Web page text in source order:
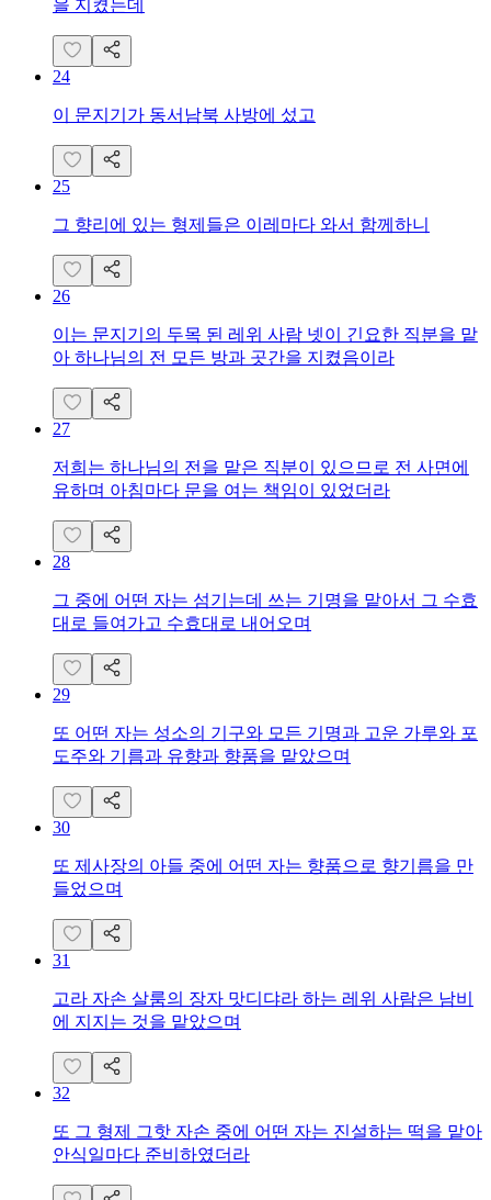
을 지켰는데
24
이 문지기가 동서남북 사방에 섰고
25
그 향리에 있는 형제들은 이레마다 와서 함께하니
26
이는 문지기의 두목 된 레위 사람 넷이 긴요한 직분을 맡
아 하나님의 전 모든 방과 곳간을 지켰음이라
27
저희는 하나님의 전을 맡은 직분이 있으므로 전 사면에
유하며 아침마다 문을 여는 책임이 있었더라
28
그 중에 어떤 자는 섬기는데 쓰는 기명을 맡아서 그 수효
대로 들여가고 수효대로 내어오며
29
또 어떤 자는 성소의 기구와 모든 기명과 고운 가루와 포
도주와 기름과 유향과 향품을 맡았으며
30
또 제사장의 아들 중에 어떤 자는 향품으로 향기름을 만
들었으며
31
고라 자손 살룸의 장자 맛디댜라 하는 레위 사람은 남비
에 지지는 것을 맡았으며
32
또 그 형제 그핫 자손 중에 어떤 자는 진설하는 떡을 맡아
안식일마다 준비하였더라